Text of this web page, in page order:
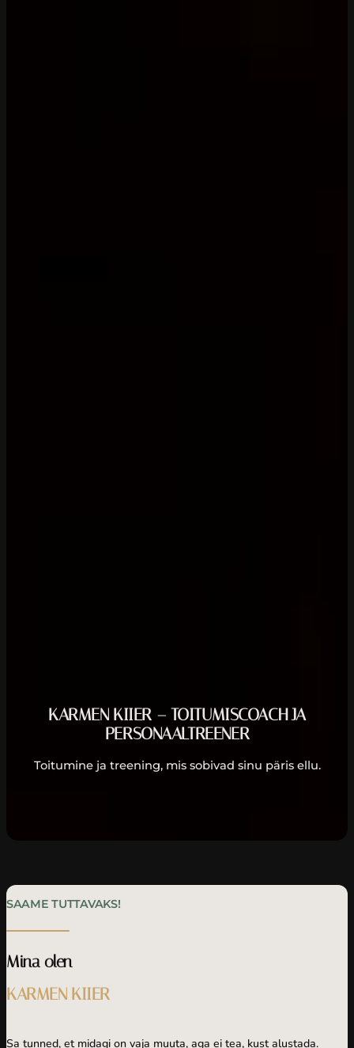
KARMEN KIIER – TOITUMISCOACH JA
PERSONAALTREENER
Toitumine ja treening, mis sobivad sinu päris ellu.
SAAME TUTTAVAKS!
Mina olen
KARMEN KIIER
Sa tunned, et midagi on vaja muuta, aga ei tea, kust alustada.